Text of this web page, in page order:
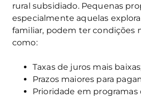
rural subsidiado. Pequenas
especialmente aquelas
familiar, podem ter condições
como:
Taxas de juros mais
Prazos maiores para
Prioridade em